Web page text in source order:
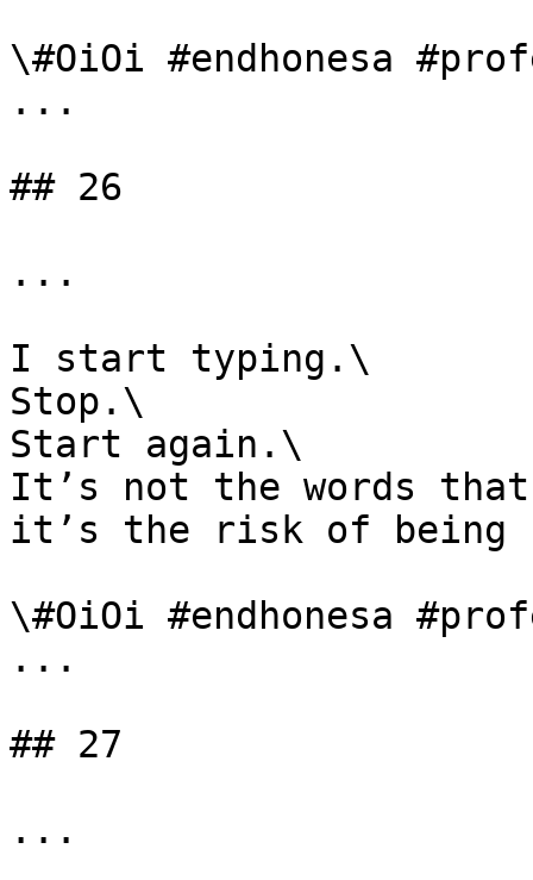
\#OiOi #endhonesa
...
## 26
...
I start typing.\
Stop.\
Start again.\
It’s not the words
it’s the risk of being
\#OiOi #endhonesa
...
## 27
...